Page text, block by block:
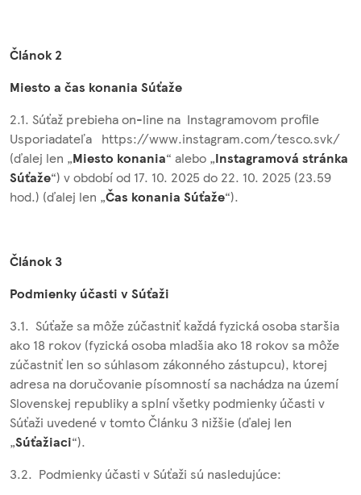
Článok 2
Miesto a čas konania Súťaže
2.1. Súťaž prebieha on-line na Instagramovom profile
Usporiadateľa https://www.instagram.com/tesco.svk/
(ďalej len „Miesto konania“ alebo „Instagramová stránka
Súťaže“) v období od 17. 10. 2025 do 22. 10. 2025 (23.59
hod.) (ďalej len „Čas konania Súťaže“).
Článok 3
Podmienky účasti v Súťaži
3.1. Súťaže sa môže zúčastniť každá fyzická osoba staršia
ako 18 rokov (fyzická osoba mladšia ako 18 rokov sa môže
zúčastniť len so súhlasom zákonného zástupcu), ktorej
adresa na doručovanie písomností sa nachádza na území
Slovenskej republiky a splní všetky podmienky účasti v
Súťaži uvedené v tomto Článku 3 nižšie (ďalej len
„Súťažiaci“).
3.2. Podmienky účasti v Súťaži sú nasledujúce: